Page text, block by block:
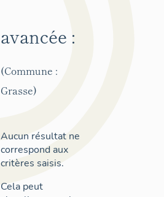
avancée :
(Commune :
Grasse)
Aucun résultat ne
correspond aux
critères saisis.
Cela peut